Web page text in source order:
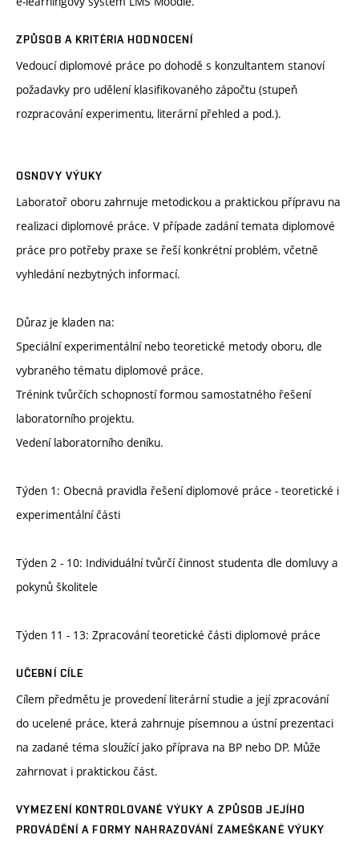
ZPŮSOB A KRITÉRIA HODNOCENÍ
Vedoucí diplomové práce po dohodě s konzultantem stanoví
požadavky pro udělení klasifikovaného zápočtu (stupeň
rozpracování experimentu, literární přehled a pod.).
OSNOVY VÝUKY
Laboratoř oboru zahrnuje metodickou a praktickou přípravu na
realizaci diplomové práce. V případe zadání temata diplomové
práce pro potřeby praxe se řeší konkrétní problém, včetně
vyhledání nezbytných informací.
Důraz je kladen na:
Speciální experimentální nebo teoretické metody oboru, dle
vybraného tématu diplomové práce.
Trénink tvůrčích schopností formou samostatného řešení
laboratorního projektu.
Vedení laboratorního deníku.
Týden 1: Obecná pravidla řešení diplomové práce - teoretické i
experimentální části
Týden 2 - 10: Individuální tvůrčí činnost studenta dle domluvy a
pokynů školitele
Týden 11 - 13: Zpracování teoretické části diplomové práce
UČEBNÍ CÍLE
Cílem předmětu je provedení literární studie a její zpracování
do ucelené práce, která zahrnuje písemnou a ústní prezentaci
na zadané téma sloužící jako příprava na BP nebo DP. Může
zahrnovat i praktickou část.
VYMEZENÍ KONTROLOVANÉ VÝUKY A ZPŮSOB JEJÍHO
PROVÁDĚNÍ A FORMY NAHRAZOVÁNÍ ZAMEŠKANÉ VÝUKY